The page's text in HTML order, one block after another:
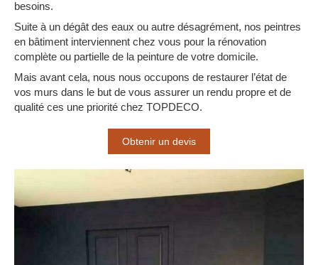
besoins.
Suite à un dégât des eaux ou autre désagrément, nos peintres
en bâtiment interviennent chez vous pour la rénovation
complète ou partielle de la peinture de votre domicile.
Mais avant cela, nous nous occupons de restaurer l’état de
vos murs dans le but de vous assurer un rendu propre et de
qualité ces une priorité chez TOPDECO.
Obtenir un devis